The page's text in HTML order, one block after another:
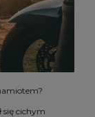
się cichym